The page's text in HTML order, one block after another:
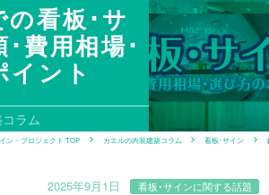
の看板･サ
費用相場･
イント
ラム
ン・プロジェクト TOP カエルの内装建築コラム 看板･サイン
2025年9月1日 看板･サインに関する話題